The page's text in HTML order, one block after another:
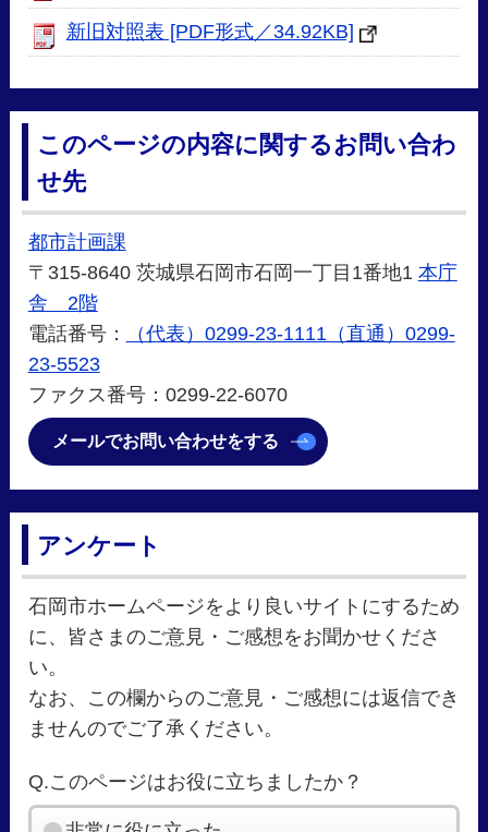
新旧対照表 [PDF形式／34.92KB]
このページの内容に関するお問い合わ
せ先
都市計画課
〒315-8640 茨城県石岡市石岡一丁目1番地1 本庁
舎 2階
電話番号：
（代表）0299-23-1111（直通）0299-
23-5523
ファクス番号：0299-22-6070
メールでお問い合わせをする
アンケート
石岡市ホームページをより良いサイトにするため
に、皆さまのご意見・ご感想をお聞かせくださ
い。
なお、この欄からのご意見・ご感想には返信でき
ませんのでご了承ください。
Q.このページはお役に立ちましたか？